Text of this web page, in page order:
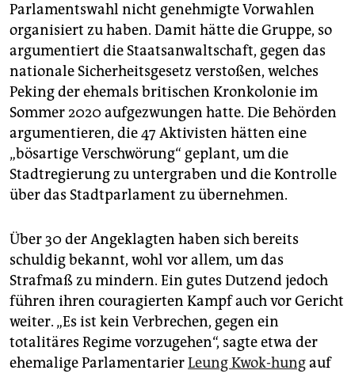
Parlamentswahl nicht genehmigte Vorwahlen
organisiert zu haben. Damit hätte die Gruppe, so
argumentiert die Staatsanwaltschaft, gegen das
nationale Sicherheitsgesetz verstoßen, welches
Peking der ehemals britischen Kronkolonie im
Sommer 2020 aufgezwungen hatte. Die Behörden
argumentieren, die 47 Aktivisten hätten eine
„bösartige Verschwörung“ geplant, um die
Stadtregierung zu untergraben und die Kontrolle
über das Stadtparlament zu übernehmen.
Über 30 der Angeklagten haben sich bereits
schuldig bekannt, wohl vor allem, um das
Strafmaß zu mindern. Ein gutes Dutzend jedoch
führen ihren couragierten Kampf auch vor Gericht
weiter. „Es ist kein Verbrechen, gegen ein
totalitäres Regime vorzugehen“, sagte etwa der
ehemalige ParlamentarierLeung Kwok-hungauf